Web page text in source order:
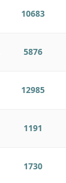
10683
5876
12985
1191
1730